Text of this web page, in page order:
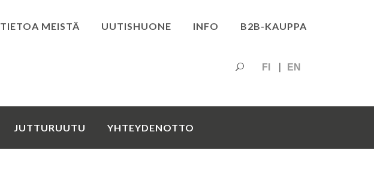
TIETOA MEISTÄ UUTISHUONE INFO B2B-KAUPPA
FI EN
JUTTURUUTU YHTEYDENOTTO